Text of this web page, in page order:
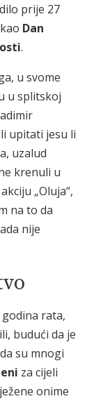
prije 27
Dan
.
u svome
u splitskoj
upitati jesu li
uzalud
krenuli u
„Oluja“,
na to da
nije
godina rata,
budući da je
su mnogi
za cijeli
onime